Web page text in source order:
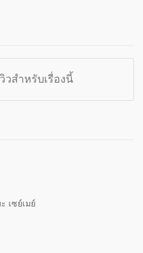
วสำหรับเรื่องนี้
เซย์เมย์